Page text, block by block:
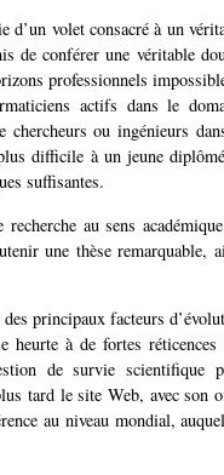
d’un volet consacré à un
de conférer une véritable
professionnels
actifs dans le
ou ingénieurs
difficile à un jeune
suffisantes.
au sens
une thèse remarquable,
principaux facteurs
heurte à de fortes réticences
de survie scientifique
tard le site Web, avec son
au niveau mondial,